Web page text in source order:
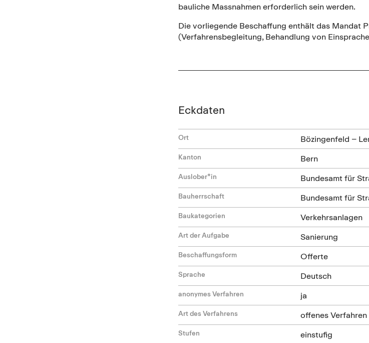
bauliche Massnahmen erforderlich sein werden.
Die vorliegende Beschaffung enthält das Mandat
(Verfahrensbegleitung, Behandlung von
Eckdaten
Ort Bözingenfeld –
Kanton Bern
Auslober*in Bundesamt für
Bauherrschaft Bundesamt für
Baukategorien Verkehrsanlagen
Art der Aufgabe Sanierung
Beschaffungsform Offerte
Sprache Deutsch
anonymes Verfahren ja
Art des Verfahrens offenes Verfahren
Stufen einstufig